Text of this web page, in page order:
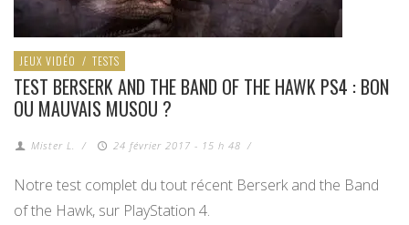
JEUX VIDÉO / TESTS
TEST BERSERK AND THE BAND OF THE HAWK PS4 : BON
OU MAUVAIS MUSOU ?
Mister L. / 24 février 2017 - 15 h 48 /
Notre test complet du tout récent Berserk and the Band
of the Hawk, sur PlayStation 4.